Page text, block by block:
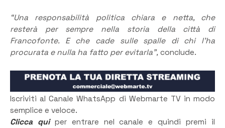
“Una responsabilità politica chiara e netta, che
resterà per sempre nella storia della città di
Francofonte. E che cade sulle spalle di chi l’ha
procurata e nulla ha fatto per evitarla”, conclude.
Iscriviti al Canale WhatsApp di Webmarte TV in modo
semplice e veloce.
Clicca quiper entrare nel canale e quindi premi il